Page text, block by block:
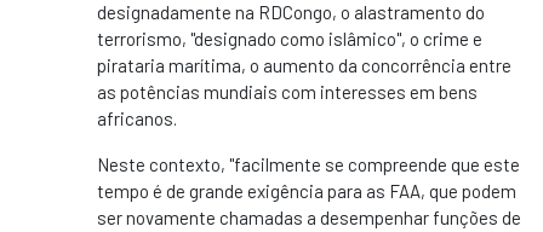
designadamente na RDCongo, o alastramento do
terrorismo, "designado como islâmico", o crime e
pirataria marítima, o aumento da concorrência entre
as potências mundiais com interesses em bens
africanos.
Neste contexto, "facilmente se compreende que este
tempo é de grande exigência para as FAA, que podem
ser novamente chamadas a desempenhar funções de